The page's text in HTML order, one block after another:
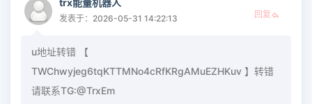
trx能量机器人
发表于：2026-05-31 14:22:13 回复
u地址转错 【
TWChwyjeg6tqKTTMNo4cRfKRgAMuEZHKuv 】转错
请联系TG:@TrxEm